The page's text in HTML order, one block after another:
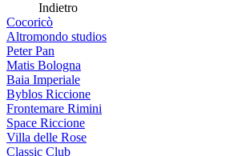
Indietro
Cocoricò
Altromondo studios
Peter Pan
Matis Bologna
Baia Imperiale
Byblos Riccione
Frontemare Rimini
Space Riccione
Villa delle Rose
Classic Club